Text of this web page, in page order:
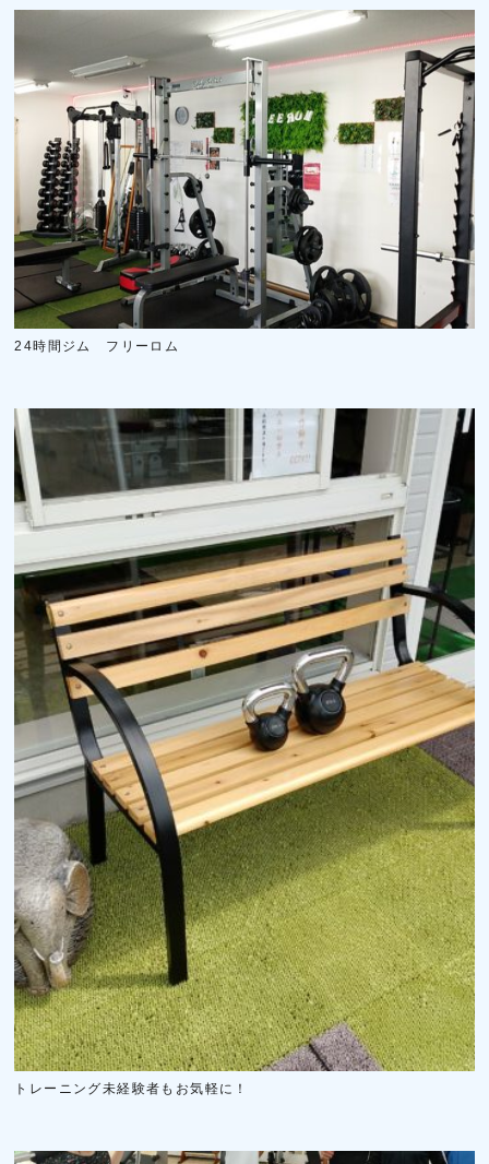
24時間ジム フリーロム
トレーニング未経験者もお気軽に！